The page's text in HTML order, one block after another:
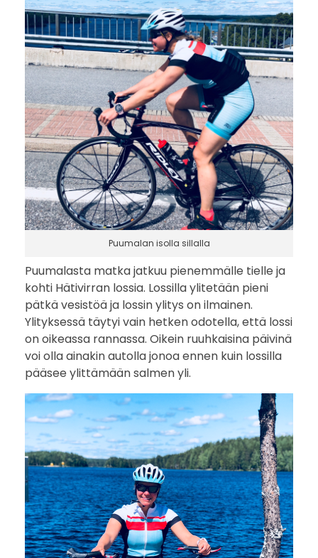
Puumalan isolla sillalla
Puumalasta matka jatkuu pienemmälle tielle ja
kohti Hätivirran lossia. Lossilla ylitetään pieni
pätkä vesistöä ja lossin ylitys on ilmainen.
Ylityksessä täytyi vain hetken odotella, että lossi
on oikeassa rannassa. Oikein ruuhkaisina päivinä
voi olla ainakin autolla jonoa ennen kuin lossilla
pääsee ylittämään salmen yli.